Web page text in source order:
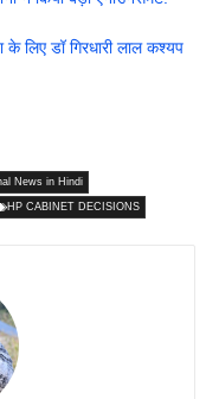
लिए डॉ गिरधारी लाल कश्यप
News in Hindi
HP CABINET DECISIONS